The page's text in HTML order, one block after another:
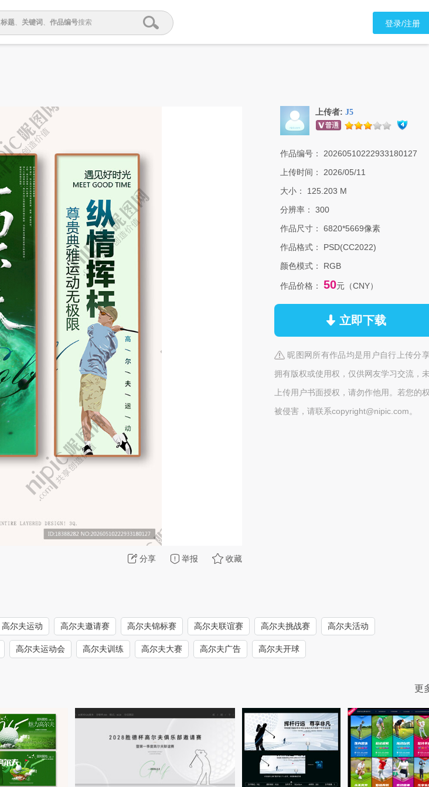
标题、 关键词 、 作品编号搜索 登录/注册
分享 举报 收藏
上传者: J5
作品编号：
20260510222933180127
上传时间：
2026/05/11
大小：
125.203 M
分辨率：
300
作品尺寸：
6820*5669像素
作品格式：
PSD(CC2022)
颜色模式：
RGB
作品价格： 50元（CNY）
立即下载
昵图网所有作品均是用户自行上传分
拥有版权或使用权，仅供网友学习交流，
上传用户书面授权，请勿作他用。若您的
被侵害，请联系copyright@nipic.com。
高尔夫运动 高尔夫邀请赛 高尔夫锦标赛 高尔夫联谊赛 高尔夫挑战赛 高尔夫活动
高尔夫运动会 高尔夫训练 高尔夫大赛 高尔夫广告 高尔夫开球
更